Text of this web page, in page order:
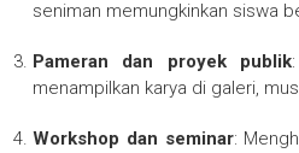
seniman memungkinkan siswa
Pameran dan proyek publik
menampilkan karya di galeri,
Workshop dan seminar: